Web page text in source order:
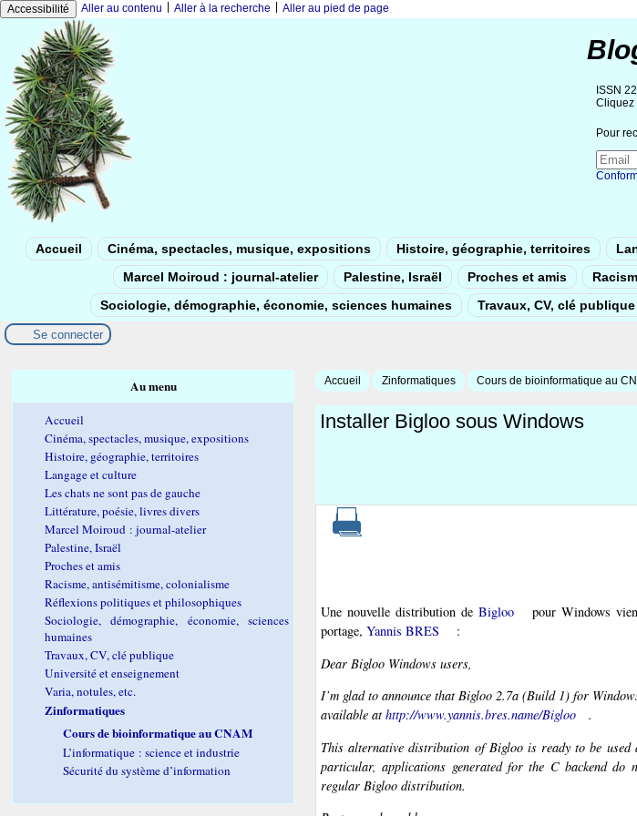
Accessibilité Aller au contenu Aller à la recherche Aller au pied de page
ISSN
Cliquez
Pour
Accueil Cinéma, spectacles, musique, expositions Histoire, géographie, territoires
Marcel Moiroud : journal-atelier
Palestine, Israël Proches et amis
Sociologie, démographie, économie, sciences humaines
Travaux, CV, clé publique
Se connecter
Accueil Zinformatiques Cours de bioinformatique au
Installer Bigloo sous Windows
Une nouvelle distribution de Bigloo
pour Windows
portage, Yannis BRES
:
Dear Bigloo Windows users,
I’m glad to announce that Bigloo 2.7a (Build 1) for
available athttp://www.yannis.bres.name/Bigloo
.
This alternative distribution of Bigloo is ready to be
particular, applications generated for the C backend do
regular Bigloo distribution.
Au menu
Accueil
Cinéma, spectacles, musique, expositions
Histoire, géographie, territoires
Langage et culture
Les chats ne sont pas de gauche
Littérature, poésie, livres divers
Marcel Moiroud : journal-atelier
Palestine, Israël
Proches et amis
Racisme, antisémitisme, colonialisme
Réflexions politiques et philosophiques
Sociologie, démographie, économie, sciences
humaines
Travaux, CV, clé publique
Université et enseignement
Varia, notules, etc.
Zinformatiques
Cours de bioinformatique au CNAM
L’informatique : science et industrie
Sécurité du système d’information